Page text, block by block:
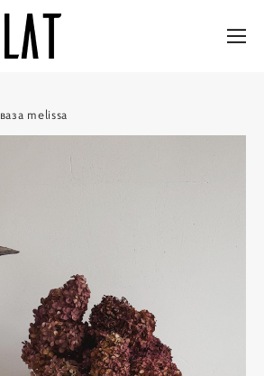
ваза melissa